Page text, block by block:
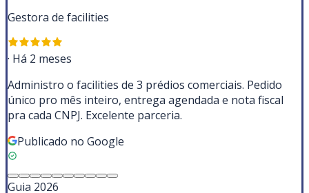
Gestora de facilities
· Há 2 meses
Administro o facilities de 3 prédios comerciais. Pedido
único pro mês inteiro, entrega agendada e nota fiscal
pra cada CNPJ. Excelente parceria.
Publicado no Google
Guia 2026